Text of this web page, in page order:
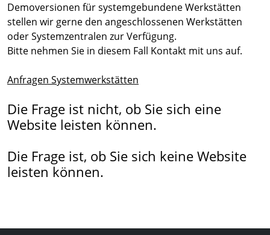
Demoversionen für systemgebundene Werkstätten
stellen wir gerne den angeschlossenen Werkstätten
oder Systemzentralen zur Verfügung.
Bitte nehmen Sie in diesem Fall Kontakt mit uns auf.
Anfragen Systemwerkstätten
Die Frage ist nicht, ob Sie sich eine
Website leisten können.
Die Frage ist, ob Sie sich keine Website
leisten können.